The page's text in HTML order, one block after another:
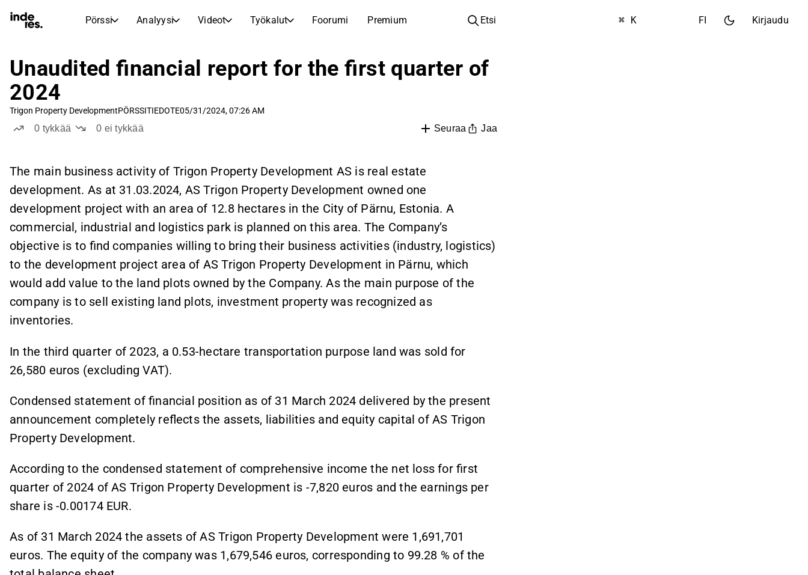
Pörssi Analyysi Videot Työkalut Foorumi Premium
Pörssi
Aamukatsaus
Osinkokalenteri
Tulevat ja menneet osingot
Yhtiöt
Inspiraatiota seuraavaan sijoitukseesi
Yhtiökokouskutsut
Yhtiökokousten päivämäärät ja osakkeenomistajatiedot
Analyysi
Artikkelit
Inderesin mallisalkku
Femme
Rohkeutta ja itseluottamusta sijoittamiseen
Analyysikoulu
Oppaita ja oppitunteja sijoitusosaamisen kasvattamiseen
inderesTV
Videokeskus osaketutkimukselle, analyysille ja asiantuntijakommenteille
Tulosjulkistusten ja sijoittajatapaamisten tekstimuotoiset tallenteet
Osakevertailu
Vertaa tunnuslukuja ja kehitystä useiden osakkeiden välillä
Vertaile EPS-ennusteita toteutuneisiin tuloksiin
Virtuaalinen analyytikkochat
Esitä kysymyksiä ja saa tekoälypohjaisia sijoitusnäkemyksiä
Korkoa korolle -laskuri
Laske, miten säästösi kasvavat korkoa korolle -ilmiön ansiosta.
Etsi ⌘ K FI Kirjaudu
Unaudited financial report for the first quarter of
2024
Trigon Property DevelopmentPÖRSSITIEDOTE05/31/2024, 07:26 AM
0 tykkää 0 ei tykkää Seuraa Jaa
The main business activity of Trigon Property Development AS is real estate
development. As at 31.03.2024, AS Trigon Property Development owned one
development project with an area of 12.8 hectares in the City of Pärnu, Estonia. A
commercial, industrial and logistics park is planned on this area. The Company’s
objective is to find companies willing to bring their business activities (industry, logistics)
to the development project area of AS Trigon Property Development in Pärnu, which
would add value to the land plots owned by the Company. As the main purpose of the
company is to sell existing land plots, investment property was recognized as
inventories.
In the third quarter of 2023, a 0.53-hectare transportation purpose land was sold for
26,580 euros (excluding VAT).
Condensed statement of financial position as of 31 March 2024 delivered by the present
announcement completely reflects the assets, liabilities and equity capital of AS Trigon
Property Development.
According to the condensed statement of comprehensive income the net loss for first
quarter of 2024 of AS Trigon Property Development is -7,820 euros and the earnings per
share is -0.00174 EUR.
As of 31 March 2024 the assets of AS Trigon Property Development were 1,691,701
euros. The equity of the company was 1,679,546 euros, corresponding to 99.28 % of the